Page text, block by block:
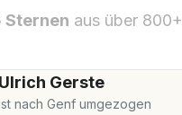
Sternen aus über
Ulrich Gerste
nach Genf umgezogen